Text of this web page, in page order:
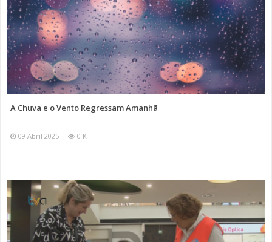
A Chuva e o Vento Regressam Amanhã
09 Abril 2025 0 K